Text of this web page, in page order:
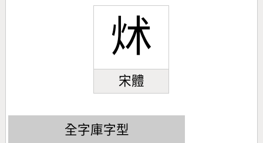
炢
宋體
全字庫字型